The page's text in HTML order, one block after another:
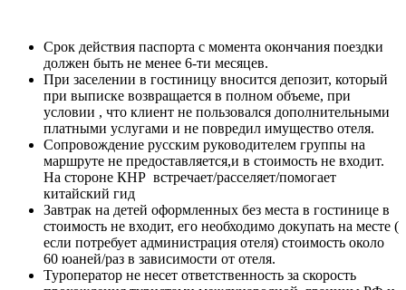
Срок действия паспорта с момента окончания поездки
должен быть не менее 6-ти месяцев.
При заселении в гостиницу вносится депозит, который
при выписке возвращается в полном объеме, при
условии , что клиент не пользовался дополнительными
платными услугами и не повредил имущество отеля.
Сопровождение русским руководителем группы на
маршруте не предоставляется,и в стоимость не входит.
На стороне КНР встречает/расселяет/помогает
китайский гид
Завтрак на детей оформленных без места в гостинице в
стоимость не входит, его необходимо докупать на месте (
если потребует администрация отеля) стоимость около
60 юаней/раз в зависимости от отеля.
Туроператор не несет ответственность за скорость